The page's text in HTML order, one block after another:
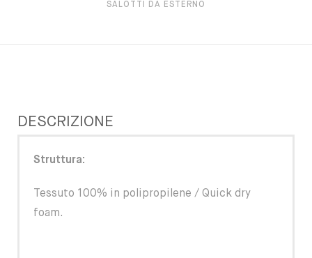
SALOTTI DA ESTERNO
DESCRIZIONE
Struttura:
Tessuto 100% in polipropilene / Quick dry
foam.